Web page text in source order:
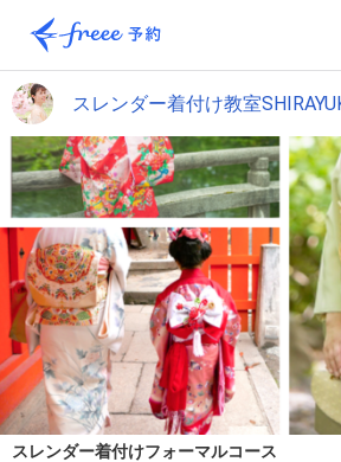
スレンダー着付け教室
スレンダー着付けフォーマルコース